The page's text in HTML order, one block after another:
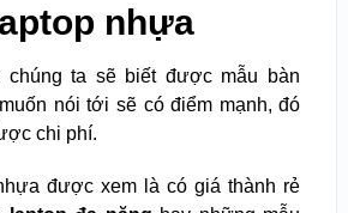
nhựa
chúng ta sẽ biết được mẫu bàn
nói tới sẽ có điểm mạnh, đó
chi phí.
được xem là có giá thành rẻ